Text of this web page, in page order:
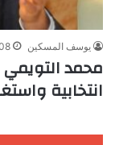
يوسف المسكين
محمد التويمي
انتخابية